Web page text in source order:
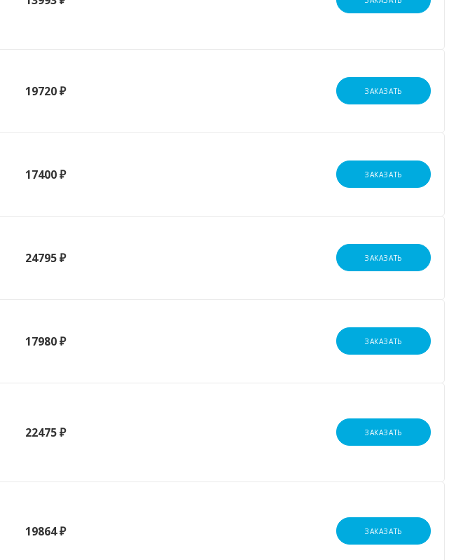
19720 ₽ ЗАКАЗАТЬ
17400 ₽ ЗАКАЗАТЬ
24795 ₽ ЗАКАЗАТЬ
17980 ₽ ЗАКАЗАТЬ
22475 ₽ ЗАКАЗАТЬ
19864 ₽ ЗАКАЗАТЬ